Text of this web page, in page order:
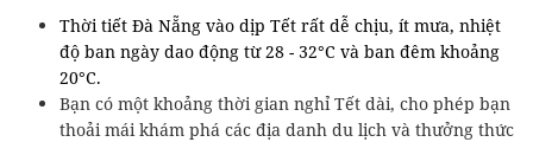
Thời tiết Đà Nẵng vào dịp Tết rất dễ chịu, ít mưa, nhiệt
độ ban ngày dao động từ 28 - 32°C và ban đêm khoảng
20°C.
Bạn có một khoảng thời gian nghỉ Tết dài, cho phép bạn
thoải mái khám phá các địa danh du lịch và thưởng thức